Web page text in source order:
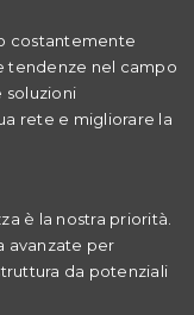
costantemente
tendenze nel campo
soluzioni
rete e migliorare la
è la nostra priorità.
avanzate per
da potenziali